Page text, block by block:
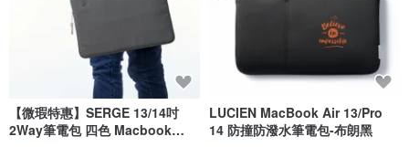
【微瑕特惠】SERGE 13/14吋
2Way筆電包 四色 Macbook
LUCIEN MacBook Air 13/Pro
14 防撞防潑水筆電包-布朗黑